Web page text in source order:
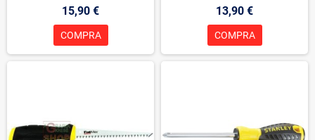
15,90 €
COMPRA
13,90 €
COMPRA